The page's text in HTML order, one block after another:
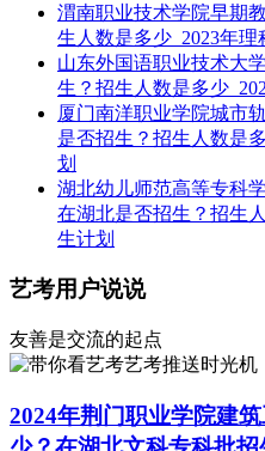
渭南职业技术学院早期
生人数是多少_2023年理
山东外国语职业技术大
生？招生人数是多少
厦门南洋职业学院城市
是否招生？招生人数是
划
湖北幼儿师范高等专科
在湖北是否招生？招生
生计划
艺考用户说说
友善是交流的起点
艺考推送时光机
2024年荆门职业学院建